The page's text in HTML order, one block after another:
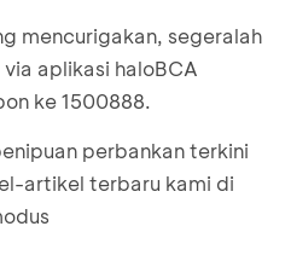
mencurigakan, segeralah
aplikasi haloBCA
ke 1500888.
perbankan terkini
artikel terbaru kami di